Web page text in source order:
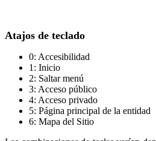
Atajos de teclado
0: Accesibilidad
1: Inicio
2: Saltar menú
3: Acceso público
4: Acceso privado
5: Página principal de la entidad
6: Mapa del Sitio